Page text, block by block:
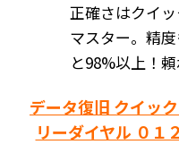
正確さはクイ
マスター。精
と98%以上！
データ復旧 クイッ
リーダイヤル ０１